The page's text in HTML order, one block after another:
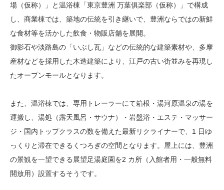
場（仮称）」と温浴棟「東京豊洲 万葉俱楽部（仮称）」で構成
し、商業棟では、築地の伝統を引き継いで、豊洲ならではの新鮮
な食材等を活かした飲食・物販店舗を展開。
御影石や淡路島の「いぶし瓦」などの伝統的な建築素材や、多摩
産材などを採用した木造建築により、江戸の古い街並みを再現し
たオープンモールとなります。
また、温浴棟では、専用トレーラーにて箱根・湯河原温泉の湯を
運搬し、湯処（露天風呂・サウナ）・岩盤浴・エステ・マッサー
ジ・国内トップクラスの数を備えた最新リクライナーで、1 日ゆ
っくりと滞在できるくつろぎの空間となります。屋上には、豊洲
の景観を一望できる展望足湯庭園を2 カ所（入館者用・一般無料
開放用）設置するそうです。